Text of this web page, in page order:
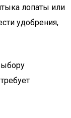
лопаты или
удобрения,